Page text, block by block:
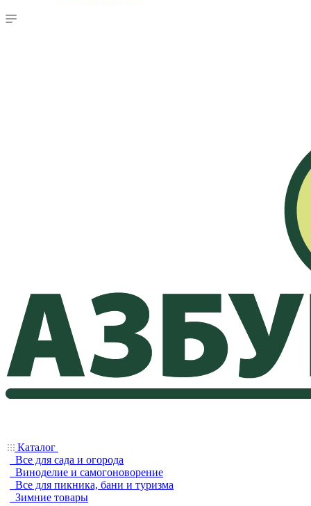
Каталог
Все для сада и огорода
Виноделие и самогоноворение
Все для пикника, бани и туризма
Зимние товары